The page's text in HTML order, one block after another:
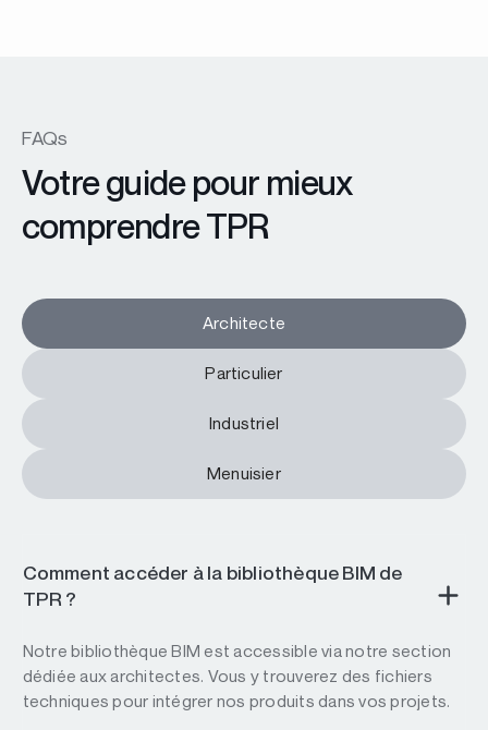
FAQs
Votre guide pour mieux
comprendre TPR
Architecte
Particulier
Industriel
Menuisier
Comment accéder à la bibliothèque BIM de
TPR ?
Notre bibliothèque BIM est accessible via notre section
dédiée aux architectes. Vous y trouverez des fichiers
techniques pour intégrer nos produits dans vos projets.